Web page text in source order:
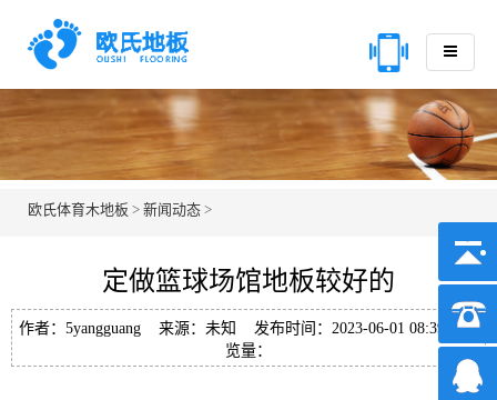
欧氏体育木地板 > 新闻动态 >
定做篮球场馆地板较好的
作者：5yangguang 来源：未知 发布时间：2023-06-01 08:39 浏
览量：